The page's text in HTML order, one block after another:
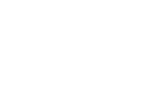
“Culture pengaduan kita juga
kasus sudah meluas baru
seharusnya sudah bisa